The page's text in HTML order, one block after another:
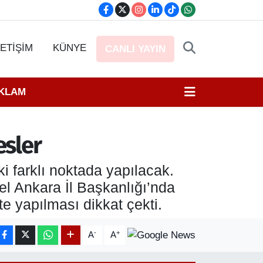
KÜNYE CANLI YAYIN
farklı noktada yapılacak.
Ankara İl Başkanlığı’nda
yapılması dikkat çekti.
A- A+